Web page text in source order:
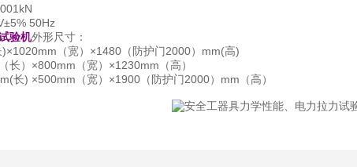
50Hz
验机外形尺寸：
)×1020mm（宽）×1480（防护门2000）mm(高)
长）×800mm（宽）×1230mm（高）
长) ×500mm（宽）×1900（防护门2000）mm（高）